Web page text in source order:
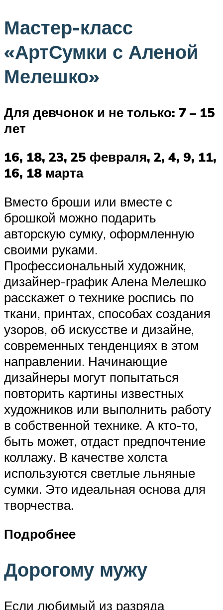
Мастер-класс
«АртСумки с Аленой
Мелешко»
Для девчонок и не только: 7 – 15
лет
16, 18, 23, 25 февраля, 2, 4, 9, 11,
16, 18 марта
Вместо броши или вместе с
брошкой можно подарить
авторскую сумку, оформленную
своими руками.
Профессиональный художник,
дизайнер-график Алена Мелешко
расскажет о технике роспись по
ткани, принтах, способах создания
узоров, об искусстве и дизайне,
современных тенденциях в этом
направлении. Начинающие
дизайнеры могут попытаться
повторить картины известных
художников или выполнить работу
в собственной технике. А кто-то,
быть может, отдаст предпочтение
коллажу. В качестве холста
используются светлые льняные
сумки. Это идеальная основа для
творчества.
Подробнее
Дорогому мужу
Если любимый из разряда